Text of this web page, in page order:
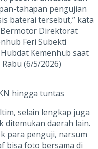
tahapan pengujian
baterai tersebut,” kata
Bermotor Direktorat
Feri Subekti
Kemenhub saat
(6/5/2026)
hingga tuntas
selain lengkap juga
ditemukan daerah lain.
para penguji, narsum
bisa foto bersama di